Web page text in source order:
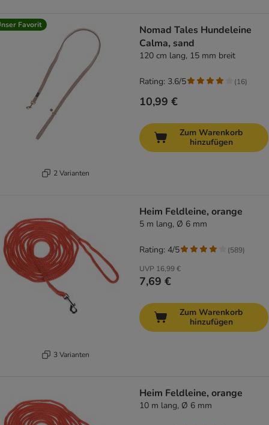
Favorit
2 Varianten
Nomad Tales Hundeleine
Calma, sand
120 cm lang, 15 mm breit
10,99 €
Rating: 3.6/5 (16)
Zum Warenkorb
hinzufügen
3 Varianten
Heim Feldleine, orange
5 m lang, Ø 6 mm
UVP 16,99 €
7,69 €
Rating: 4/5 (589)
Zum Warenkorb
hinzufügen
Heim Feldleine, orange
10 m lang, Ø 6 mm